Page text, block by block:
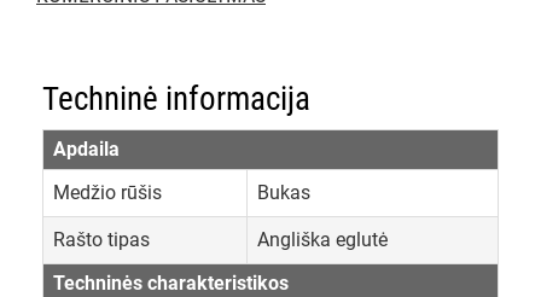
Techninė informacija
Apdaila
Medžio rūšis
Bukas
Rašto tipas
Angliška eglutė
Techninės charakteristikos